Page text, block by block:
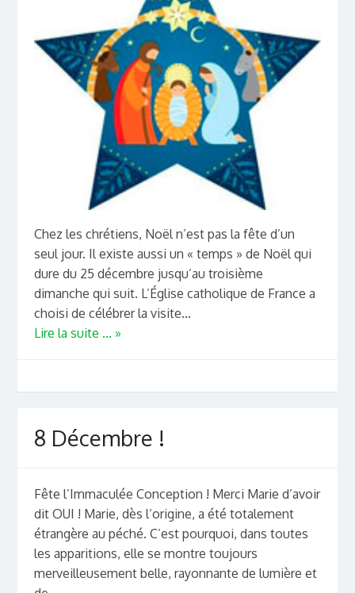
Chez les chrétiens, Noël n’est pas la fête d’un
seul jour. Il existe aussi un « temps » de Noël qui
dure du 25 décembre jusqu’au troisième
dimanche qui suit. L’Église catholique de France a
choisi de célébrer la visite...
Lire la suite ... »
8 Décembre !
Fête l’Immaculée Conception ! Merci Marie d’avoir
dit OUI ! Marie, dès l’origine, a été totalement
étrangère au péché. C’est pourquoi, dans toutes
les apparitions, elle se montre toujours
merveilleusement belle, rayonnante de lumière et